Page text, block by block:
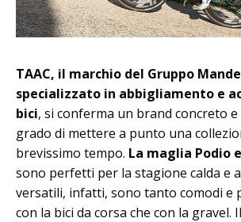
TAAC, il marchio del Gruppo
specializzato in abbigliamento e
bici, si conferma un brand concreto
grado di mettere a punto una
brevissimo tempo. La maglia Podio
sono perfetti per la stagione calda e
versatili, infatti, sono tanto comodi e
con la bici da corsa che con la gravel.